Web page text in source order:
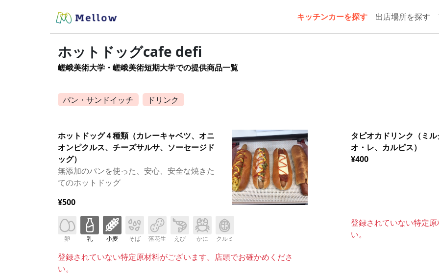
キッチンカーを探す 出店場所を探す
ホットドッグcafe defi
嵯峨美術大学・嵯峨美術短期大学での提供商品一覧
パン・サンドイッチ ドリンク
ホットドッグ４種類（カレーキャベツ、オニ
オンピクルス、チーズサルサ、ソーセージド
ッグ）
無添加のパンを使った、安心、安全な焼きた
てのホットドッグ
¥500
卵 乳 小麦 そば 落花生 えび かに クルミ
登録されていない特定原材料がございます。店頭でお確かめくださ
い。
タピオカドリンク（ミ
オ・レ、カルピス）
¥400
登録されていない特定
い。